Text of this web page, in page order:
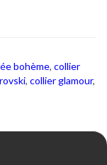
bohème, collier
, collier glamour,